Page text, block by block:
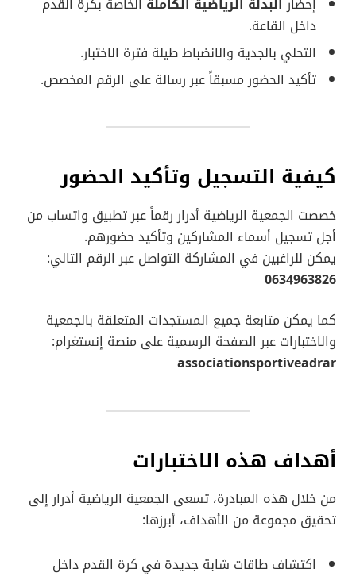
داخل القاعة.
التحلي بالجدية والانضباط طيلة فترة الاختبار.
تأكيد الحضور مسبقاً عبر رسالة على الرقم المخصص.
كيفية التسجيل وتأكيد الحضور
خصصت الجمعية الرياضية أدرار رقماً عبر تطبيق واتساب من
أجل تسجيل أسماء المشاركين وتأكيد حضورهم.
يمكن للراغبين في المشاركة التواصل عبر الرقم التالي:
0634963826
كما يمكن متابعة جميع المستجدات المتعلقة بالجمعية
والاختبارات عبر الصفحة الرسمية على منصة إنستغرام:
associationsportiveadrar
أهداف هذه الاختبارات
من خلال هذه المبادرة، تسعى الجمعية الرياضية أدرار إلى
تحقيق مجموعة من الأهداف، أبرزها:
اكتشاف طاقات شابة جديدة في كرة القدم داخل